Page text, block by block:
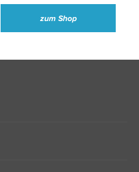
zum Shop